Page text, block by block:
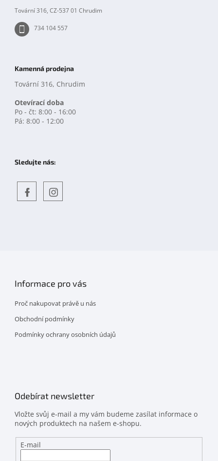
Tovární 316, CZ-537 01 Chrudim
734 104 557
Kamenná prodejna
Tovární 316, Chrudim
Otevírací doba
Po - čt: 8:00 - 16:00
Pá: 8:00 - 12:00
Sledujte nás:
Informace pro vás
Proč nakupovat právě u nás
Obchodní podmínky
Podmínky ochrany osobních údajů
Odebírat newsletter
Vložte svůj e-mail a my vám budeme zasílat informace o
nových produktech na našem e-shopu.
E-mail